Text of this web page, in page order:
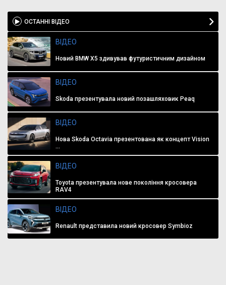
ОСТАННІ ВІДЕО
ВІДЕО
Новий BMW X5 здивував футуристичним дизайном
ВІДЕО
Skoda презентувала новий позашляховик Peaq
ВІДЕО
Нова Skoda Octavia презентована як концепт Vision
...
ВІДЕО
Toyota презентувала нове покоління кросовера
RAV4
ВІДЕО
Renault представила новий кросовер Symbioz